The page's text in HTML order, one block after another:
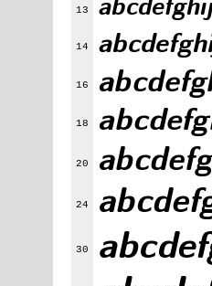
13
14
16
18
20
24
30